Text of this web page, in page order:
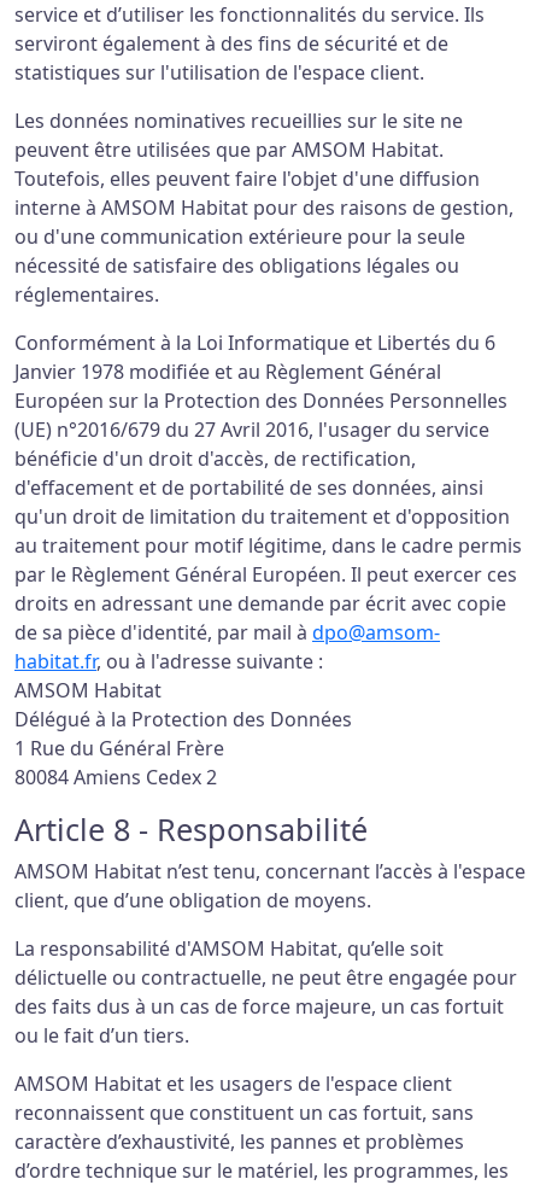
service et d’utiliser les fonctionnalités du service. Ils
serviront également à des fins de sécurité et de
statistiques sur l'utilisation de l'espace client.
Les données nominatives recueillies sur le site ne
peuvent être utilisées que par AMSOM Habitat.
Toutefois, elles peuvent faire l'objet d'une diffusion
interne à AMSOM Habitat pour des raisons de gestion,
ou d'une communication extérieure pour la seule
nécessité de satisfaire des obligations légales ou
réglementaires.
Conformément à la Loi Informatique et Libertés du 6
Janvier 1978 modifiée et au Règlement Général
Européen sur la Protection des Données Personnelles
(UE) n°2016/679 du 27 Avril 2016, l'usager du service
bénéficie d'un droit d'accès, de rectification,
d'effacement et de portabilité de ses données, ainsi
qu'un droit de limitation du traitement et d'opposition
au traitement pour motif légitime, dans le cadre permis
par le Règlement Général Européen. Il peut exercer ces
droits en adressant une demande par écrit avec copie
de sa pièce d'identité, par mail à dpo@amsom-
habitat.fr, ou à l'adresse suivante :
AMSOM Habitat
Délégué à la Protection des Données
1 Rue du Général Frère
80084 Amiens Cedex 2
Article 8 - Responsabilité
AMSOM Habitat n’est tenu, concernant l’accès à l'espace
client, que d’une obligation de moyens.
La responsabilité d'AMSOM Habitat, qu’elle soit
délictuelle ou contractuelle, ne peut être engagée pour
des faits dus à un cas de force majeure, un cas fortuit
ou le fait d’un tiers.
AMSOM Habitat et les usagers de l'espace client
reconnaissent que constituent un cas fortuit, sans
caractère d’exhaustivité, les pannes et problèmes
d’ordre technique sur le matériel, les programmes, les